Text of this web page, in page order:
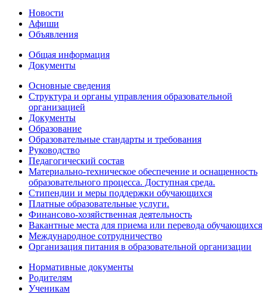
Новости
Афиши
Объявления
Общая информация
Документы
Основные сведения
Структура и органы управления образовательной
организацией
Документы
Образование
Образовательные стандарты и требования
Руководство
Педагогический состав
Материально-техническое обеспечение и оснащенность
образовательного процесса. Доступная среда.
Стипендии и меры поддержки обучающихся
Платные образовательные услуги.
Финансово-хозяйственная деятельность
Вакантные места для приема или перевода обучающихся
Международное сотрудничество
Организация питания в образовательной организации
Нормативные документы
Родителям
Ученикам